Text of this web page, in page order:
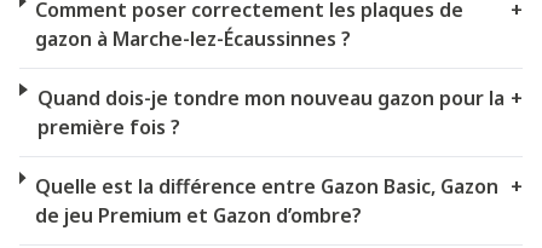
Comment poser correctement les plaques de
gazon à Marche-lez-Écaussinnes ?
+
Quand dois-je tondre mon nouveau gazon pour la
première fois ?
+
Quelle est la différence entre Gazon Basic, Gazon
de jeu Premium et Gazon d’ombre?
+